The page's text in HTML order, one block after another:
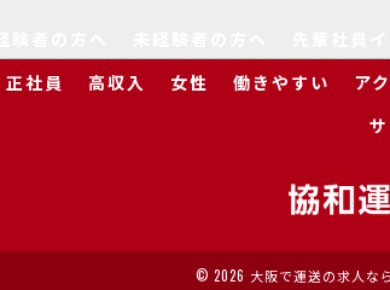
正社員 高収入 女性 働きやすい ア
© 2026 大阪で運送の求人なら